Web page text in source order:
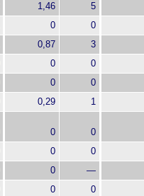
1,46
5
0
0
0,87
3
0
0
0
0
0,29
1
0
0
0
0
0
—
0 0